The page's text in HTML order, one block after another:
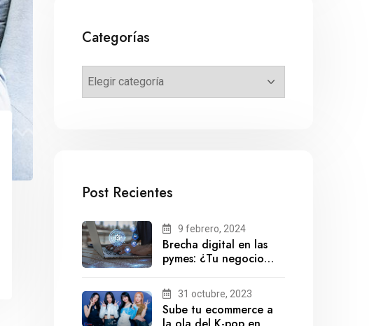
Categorías
Post Recientes
9 febrero, 2024
Brecha digital en las
pymes: ¿Tu negocio
futuro?31 octubre, 2023
Sube tu ecommerce a